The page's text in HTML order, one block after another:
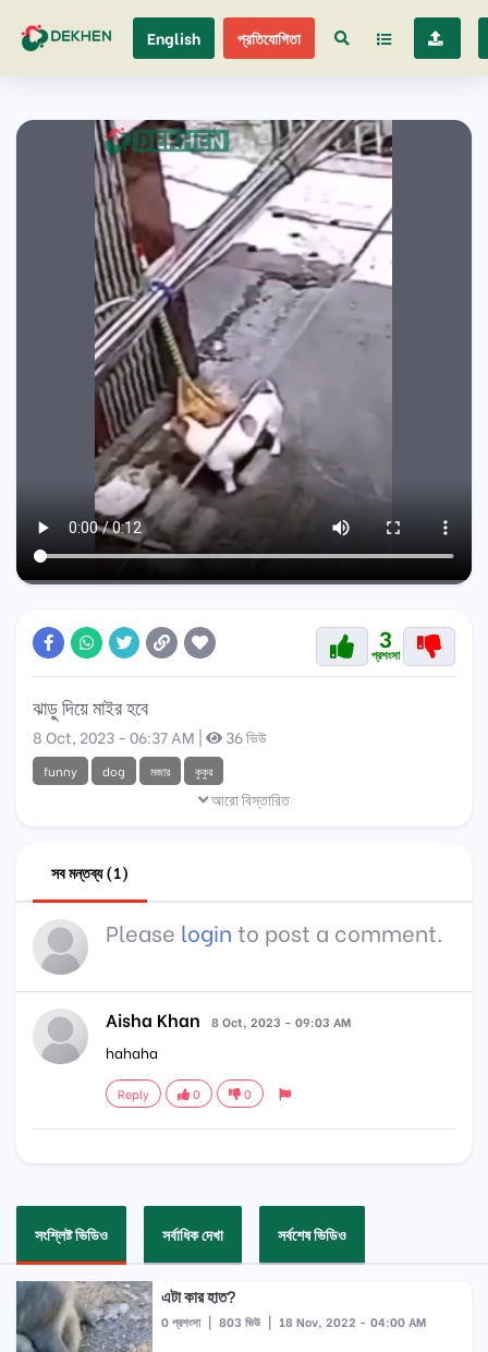
English প্রতিযোগিতা
3
প্রশংসা
ঝাড়ু দিয়ে মাইর হবে
8 Oct, 2023 - 06:37 AM | 36 ভিউ
funny dog মজার কুকুর
আরো বিস্তারিত
সব মন্তব্য (1)
Please login to post a comment.
Aisha Khan 8 Oct, 2023 - 09:03 AM
hahaha
Reply 0 0
সংশ্লিষ্ট ভিডিও সর্বাধিক দেখা সর্বশেষ ভিডিও
এটা কার হাত?
0 প্রশংসা | 803 ভিউ | 18 Nov, 2022 - 04:00 AM